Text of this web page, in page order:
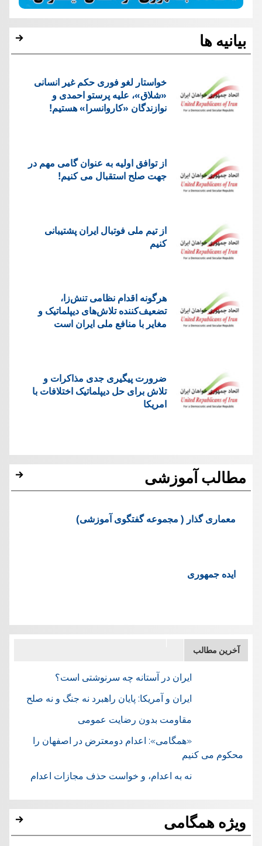
بیانیه ها
خواستار لغو فوری حکم غیر انسانی
«شلاق»، علیه پرستو احمدی و
نوازندگان «کاروانسرا» هستیم!
از توافق اولیه به عنوان گامی مهم در
جهت صلح استقبال می کنیم!
از تیم ملی فوتبال ایران پشتیبانی
کنیم
هرگونه اقدام نظامی تنش‌زا،
تضعیف‌کننده تلاش‌های دیپلماتیک و
مغایر با منافع ملی ایران است
ضرورت پیگیری جدی مذاکرات و
تلاش برای حل دیپلماتیک اختلافات با
امریکا
مطالب آموزشی
معماری گذار ( مجموعه گفتگوی آموزشی)
ایده جمهوری
آخرین مطالب
ایران در آستانه چه سرنوشتی است؟
ایران و آمریکا: پایان راهبرد نه جنگ و نه صلح
مقاومت بدون رضایت عمومی
«همگامی»: اعدام دومعترض در اصفهان را
محکوم می کنیم
نه به اعدام، و خواست حذف مجازات اعدام
ویژه همگامی